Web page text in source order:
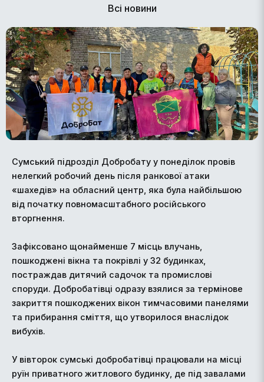
Всі новини
Сумський підрозділ Добробату у понеділок провів
нелегкий робочий день після ранкової атаки
«шахедів» на обласний центр, яка була найбільшою
від початку повномасштабного російського
вторгнення.
Зафіксовано щонайменше 7 місць влучань,
пошкоджені вікна та покрівлі у 32 будинках,
постраждав дитячий садочок та промислові
споруди. Добробатівці одразу взялися за термінове
закриття пошкоджених вікон тимчасовими панелями
та прибирання сміття, що утворилося внаслідок
вибухів.
У вівторок сумські добробатівці працювали на місці
руїн приватного житлового будинку, де під завалами